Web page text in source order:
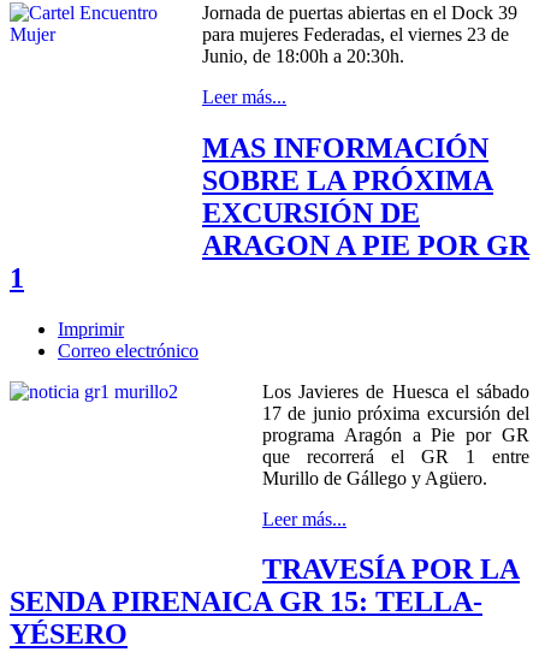
Jornada de puertas abiertas en el Dock 39
para mujeres Federadas, el viernes 23 de
Junio, de 18:00h a 20:30h.
Leer más...
MAS INFORMACIÓN
SOBRE LA PRÓXIMA
EXCURSIÓN DE
ARAGON A PIE POR GR
1
Imprimir
Correo electrónico
Los Javieres de Huesca el sábado
17 de junio próxima excursión del
programa Aragón a Pie por GR
que recorrerá el GR 1 entre
Murillo de Gállego y Agüero.
Leer más...
TRAVESÍA POR LA
SENDA PIRENAICA GR 15: TELLA-
YÉSERO